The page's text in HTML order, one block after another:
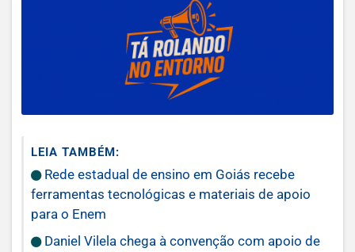
LEIA TAMBÉM:
Rede estadual de ensino em Goiás recebe
ferramentas tecnológicas e materiais de apoio
para o Enem
Daniel Vilela chega à convenção com apoio de